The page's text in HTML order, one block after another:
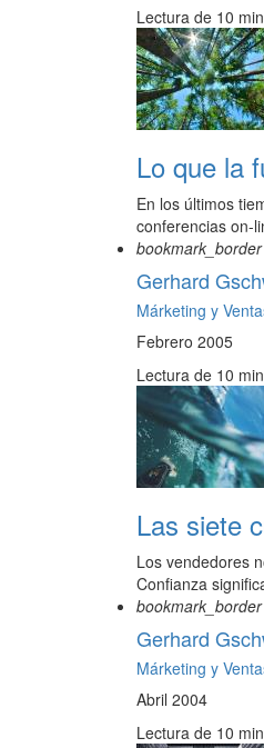
Lectura de 10
Lo que la
En los últimos
conferencias on-
bookmark_border
Gerhard
Márketing y
Febrero 2005
Lectura de 10
Las siete
Los vendedores
Confianza
bookmark_border
Gerhard
Márketing y
Abril 2004
Lectura de 10